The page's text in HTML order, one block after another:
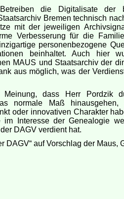
die Digitalisate der
Bremen technisch
mit der jeweiligen
Verbesserung für die
personenbezogene
beinhaltet. Auch hier
MAUS und Staatsarchiv der
aus möglich, was der
dass Herr Pordzik
normale Maß hinausgehen,
oder innovativen Charakter
Interesse der Genealogie
DAGV verdient hat.
DAGV“ auf Vorschlag der Maus,